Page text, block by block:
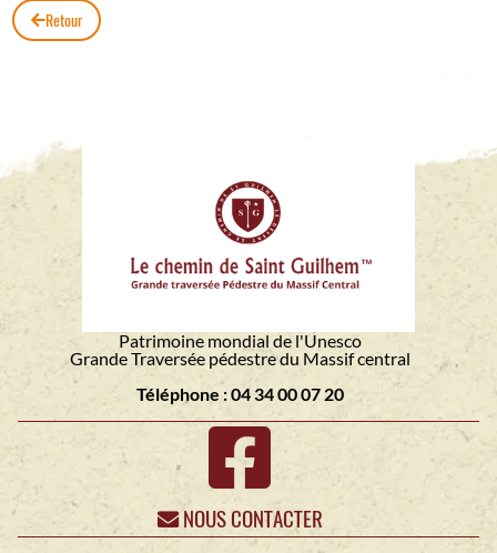
Retour
Patrimoine mondial de l'Unesco
Grande Traversée pédestre du Massif central
Téléphone : 04 34 00 07 20
NOUS CONTACTER